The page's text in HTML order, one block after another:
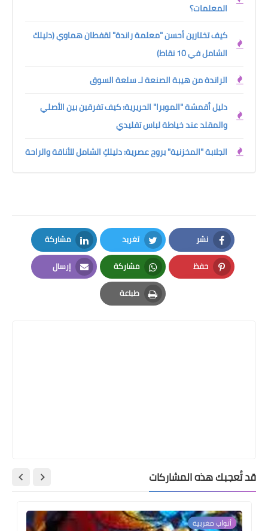
المعلمات؟
كيف تختارين أحسن "معلمة راندة" لقفطان هماوي (دليلك
الشامل في 10 نقاط)
الراندة من هيبة الصنعة لـ سلعة السوق
دليل أقمشة "الموبرا" الحريرية: كيف تفرقين بين الأصلي
والمقلد عند خياطة لباس تقليدي
الجلابة "المخزنية" بروح عصرية: دليلكِ الشامل للأناقة والراحة
نشر
Facebook
تغريد
Twitter
مشاركة
LinkedIn
حفظ
Pinterest
مشاركة
Whatsapp
إرسال
Email
طباعة
Print
قد تُعجبك هذه المشاركات
أثواب مغربية